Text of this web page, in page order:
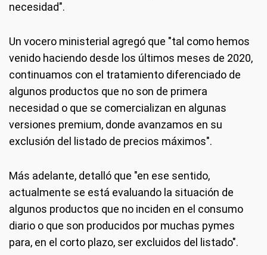
necesidad".
Un vocero ministerial agregó que "tal como hemos
venido haciendo desde los últimos meses de 2020,
continuamos con el tratamiento diferenciado de
algunos productos que no son de primera
necesidad o que se comercializan en algunas
versiones premium, donde avanzamos en su
exclusión del listado de precios máximos".
Más adelante, detalló que "en ese sentido,
actualmente se está evaluando la situación de
algunos productos que no inciden en el consumo
diario o que son producidos por muchas pymes
para, en el corto plazo, ser excluidos del listado".